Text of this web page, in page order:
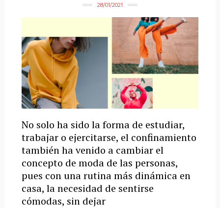
28/01/2021
No solo ha sido la forma de estudiar,
trabajar o ejercitarse, el confinamiento
también ha venido a cambiar el
concepto de moda de las personas,
pues con una rutina más dinámica en
casa, la necesidad de sentirse
cómodas, sin dejar